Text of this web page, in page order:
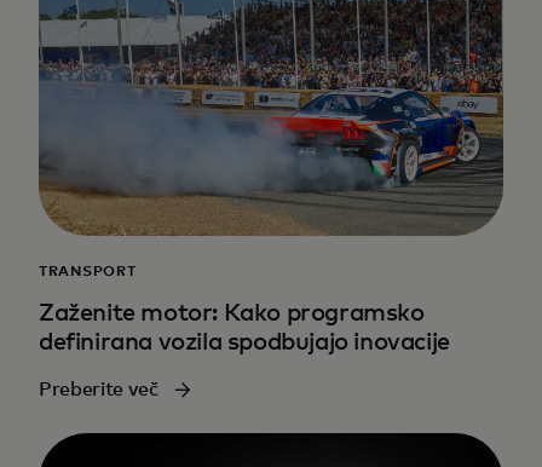
TRANSPORT
Zaženite motor: Kako programsko
definirana vozila spodbujajo inovacije
Preberite več